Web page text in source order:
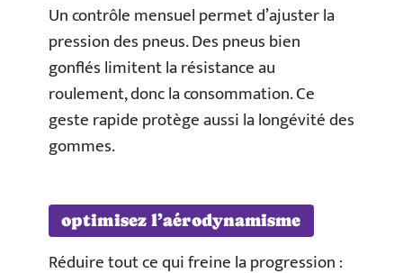
Un contrôle mensuel permet d’ajuster la
pression des pneus. Des pneus bien
gonflés limitent la résistance au
roulement, donc la consommation. Ce
geste rapide protège aussi la longévité des
gommes.
optimisez l’aérodynamisme
Réduire tout ce qui freine la progression :